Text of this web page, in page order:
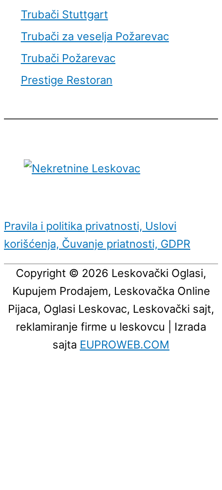
Trubači Stuttgart
Trubači za veselja Požarevac
Trubači Požarevac
Prestige Restoran
Pravila i politika privatnosti, Uslovi
korišćenja, Čuvanje priatnosti, GDPR
Copyright © 2026 Leskovački Oglasi,
Kupujem Prodajem, Leskovačka Online
Pijaca, Oglasi Leskovac, Leskovački sajt,
reklamiranje firme u leskovcu | Izrada
sajta EUPROWEB.COM